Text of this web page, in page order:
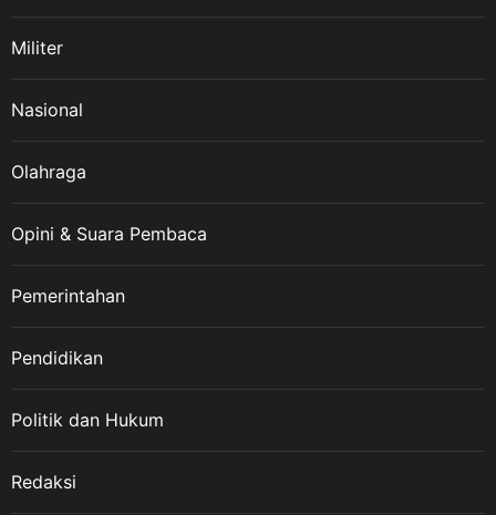
Militer
Nasional
Olahraga
Opini & Suara Pembaca
Pemerintahan
Pendidikan
Politik dan Hukum
Redaksi